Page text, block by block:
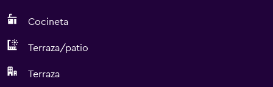
Cocineta
Terraza/patio
Terraza